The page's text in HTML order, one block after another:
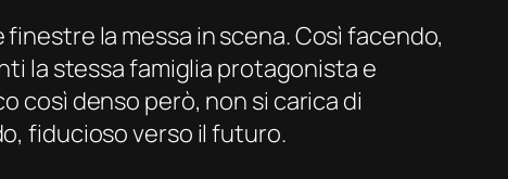
la messa in scena. Così facendo,
la stessa famiglia protagonista e
così denso però, non si carica di
fiducioso verso il futuro.